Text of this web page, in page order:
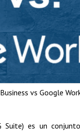
vs Google
Suite) es un